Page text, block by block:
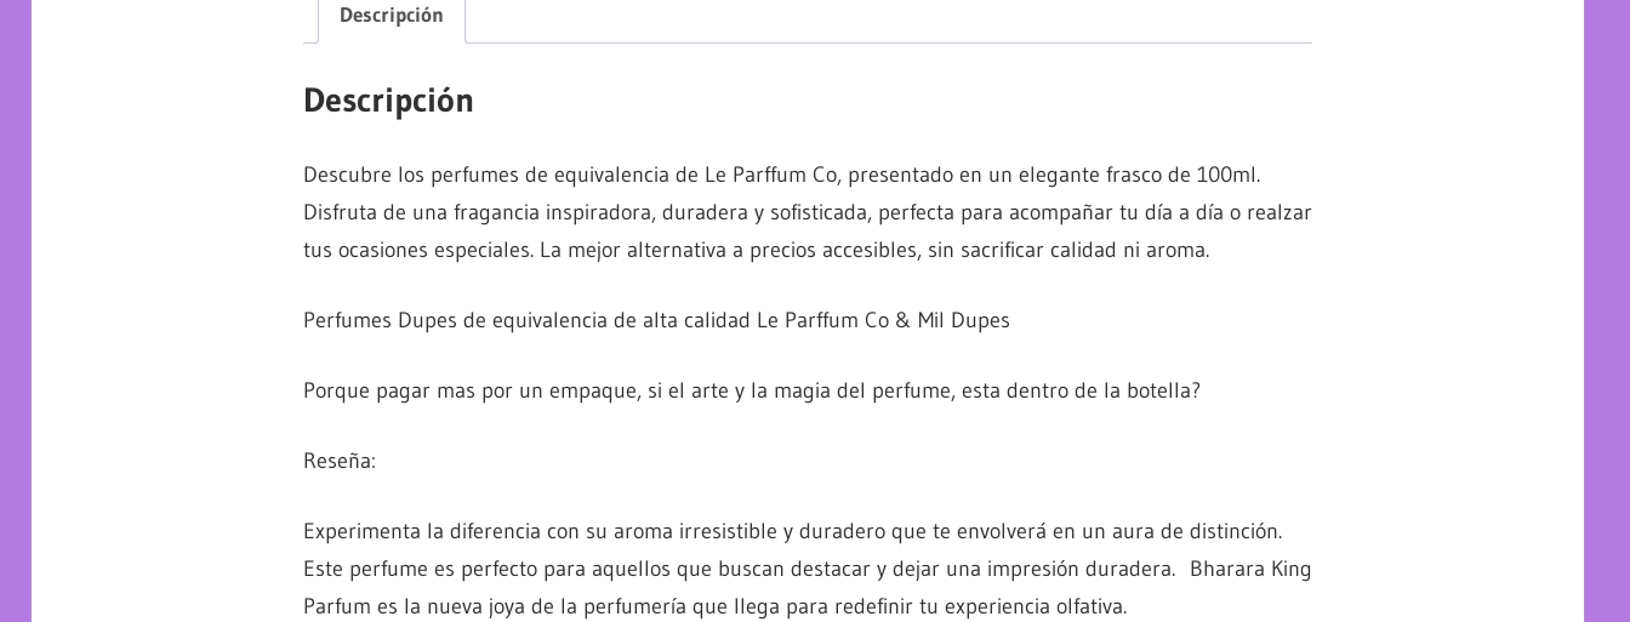
Descripción
Descripción
Descubre los perfumes de equivalencia de Le Parffum Co, presentado en un elegante frasco de 100ml.
Disfruta de una fragancia inspiradora, duradera y sofisticada, perfecta para acompañar tu día a día o realzar
tus ocasiones especiales. La mejor alternativa a precios accesibles, sin sacrificar calidad ni aroma.
Perfumes Dupes de equivalencia de alta calidad Le Parffum Co & Mil Dupes
Porque pagar mas por un empaque, si el arte y la magia del perfume, esta dentro de la botella?
Reseña:
Experimenta la diferencia con su aroma irresistible y duradero que te envolverá en un aura de distinción.
Este perfume es perfecto para aquellos que buscan destacar y dejar una impresión duradera. Bharara King
Parfum es la nueva joya de la perfumería que llega para redefinir tu experiencia olfativa.